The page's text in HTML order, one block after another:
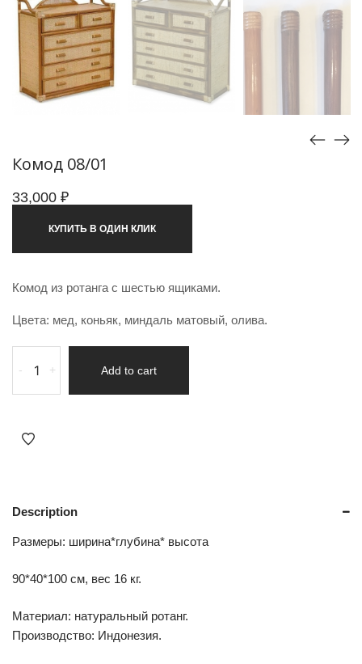
Комод 08/01
33,000 ₽
КУПИТЬ В ОДИН КЛИК
Комод из ротанга с шестью ящиками.
Цвета: мед, коньяк, миндаль матовый, олива.
- + Add to cart
Description
Размеры: ширина*глубина* высота
90*40*100 см, вес 16 кг.
Материал: натуральный ротанг.
Производство: Индонезия.